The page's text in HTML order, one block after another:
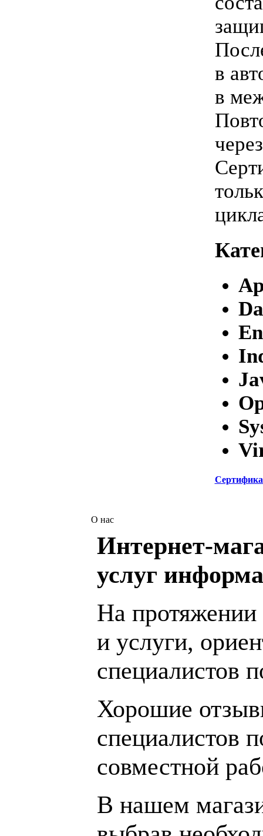
в
в
О нас
Интернет-
услуг
На протяжении
и услуги,
специалистов
Хорошие
специалистов
совместной
В нашем